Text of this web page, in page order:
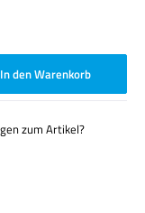
um die Anzahl zu
In den Warenkorb
zum Artikel?